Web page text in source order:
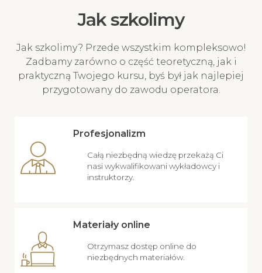
Jak szkolimy
Jak szkolimy? Przede wszystkim kompleksowo!
Zadbamy zarówno o część teoretyczną, jak i
praktyczną Twojego kursu, byś był jak najlepiej
przygotowany do zawodu operatora.
Profesjonalizm
Całą niezbędną wiedzę przekażą Ci
nasi wykwalifikowani wykładowcy i
instruktorzy.
Materiały online
Otrzymasz dostęp online do
niezbędnych materiałów.